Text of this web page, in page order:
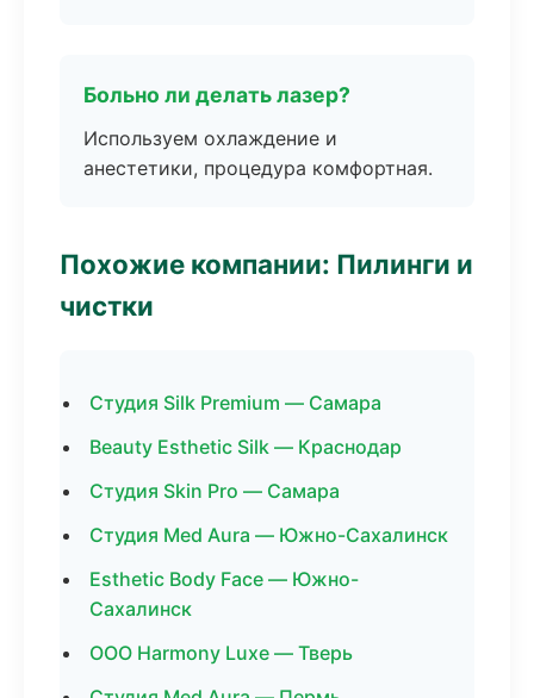
Больно ли делать лазер?
Используем охлаждение и
анестетики, процедура комфортная.
Похожие компании: Пилинги и
чистки
Студия Silk Premium — Самара
Beauty Esthetic Silk — Краснодар
Студия Skin Pro — Самара
Студия Med Aura — Южно-Сахалинск
Esthetic Body Face — Южно-
Сахалинск
ООО Harmony Luxe — Тверь